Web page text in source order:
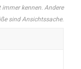
kennen. Andere
sind Ansichtssache.